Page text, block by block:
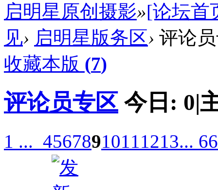
启明星原创摄影»[论坛首
见› 启明星版务区› 评论
收藏本版 (7)
评论员专区 今日: 0|
1 ... 45678910111213... 66